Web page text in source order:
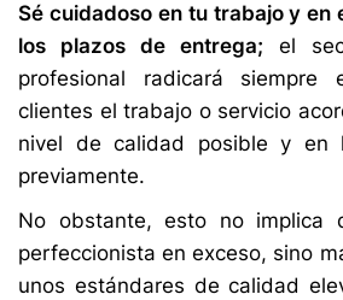
Sé cuidadoso en tu trabajo y en
los plazos de entrega; el
profesional radicará
clientes el trabajo o servicio
nivel de calidad posible y en
previamente.
No obstante, esto no implica
perfeccionista en exceso, sino
unos estándares de calidad